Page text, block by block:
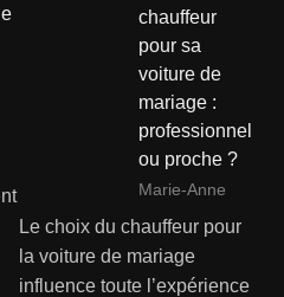
chauffeur
pour sa
voiture de
mariage :
professionnel
ou proche ?
Marie-Anne
Le choix du chauffeur pour
la voiture de mariage
influence toute l’expérience